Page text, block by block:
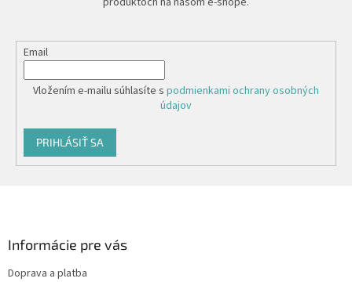
Email
Vložením e-mailu súhlasíte s podmienkami ochrany osobných
údajov
PRIHLÁSIŤ SA
Informácie pre vás
Doprava a platba